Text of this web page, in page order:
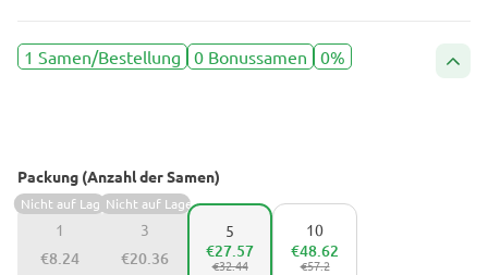
1 Samen/Bestellung 0 Bonussamen 0%
Packung (Anzahl der Samen)
1
Nicht auf Lager
€8.24
3
Nicht auf Lager
€20.36
5
€32.44
€27.57
10
€57.2
€48.62